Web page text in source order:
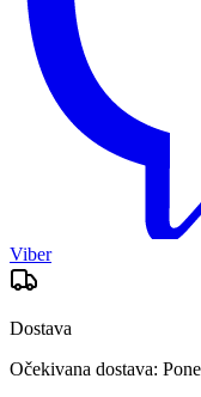
Viber
Dostava
Očekivana dostava: